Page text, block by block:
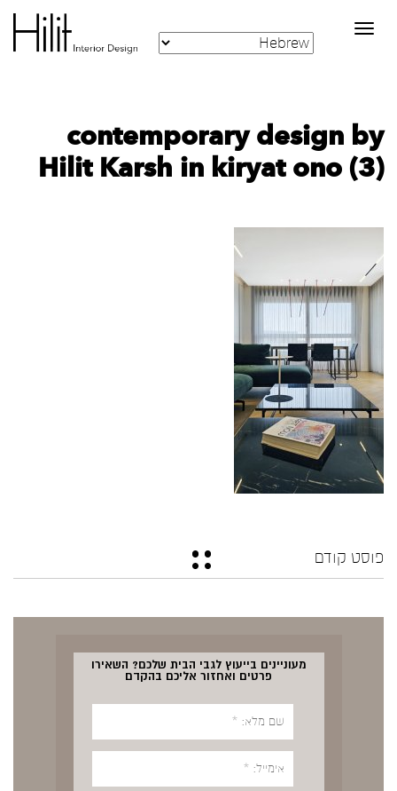
Toggle
navigation
contemporary design by
Hilit Karsh in kiryat ono (3)
פוסט קודם
מעוניינים בייעוץ לגבי הבית שלכם? השאירו
פרטים ואחזור אליכם בהקדם